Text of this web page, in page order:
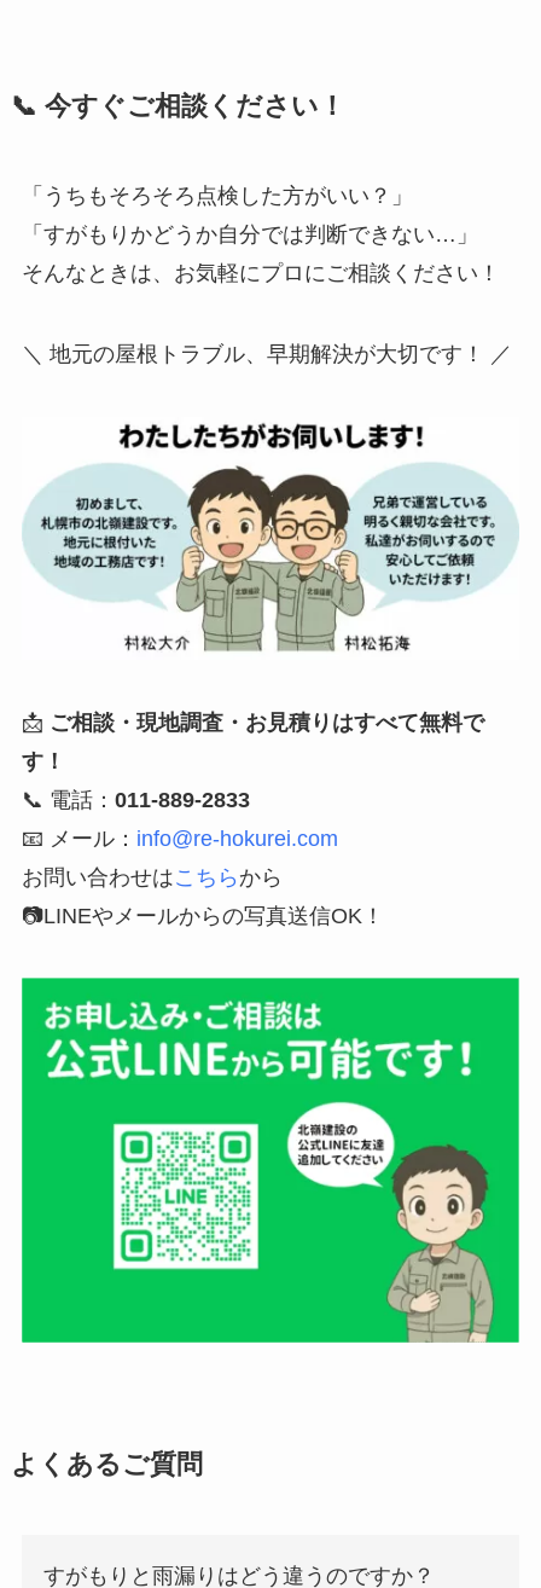
📞 今すぐご相談ください！
「うちもそろそろ点検した方がいい？」
「すがもりかどうか自分では判断できない…」
そんなときは、お気軽にプロにご相談ください！
＼ 地元の屋根トラブル、早期解決が大切です！ ／
📩 ご相談・現地調査・お見積りはすべて無料で
す！
📞 電話： 011-889-2833
📧 メール： info@re-hokurei.com
お問い合わせはこちら から
📷LINEやメールからの写真送信OK！
よくあるご質問
すがもりと雨漏りはどう違うのですか？